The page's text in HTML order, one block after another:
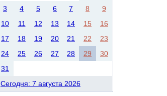
3
4 5 6 7 8
9
10
11 12 13 14 15
16
17
18 19 20 21 22
23
24
25 26 27 28 29
30
31
Сегодня: 7 августа 2026